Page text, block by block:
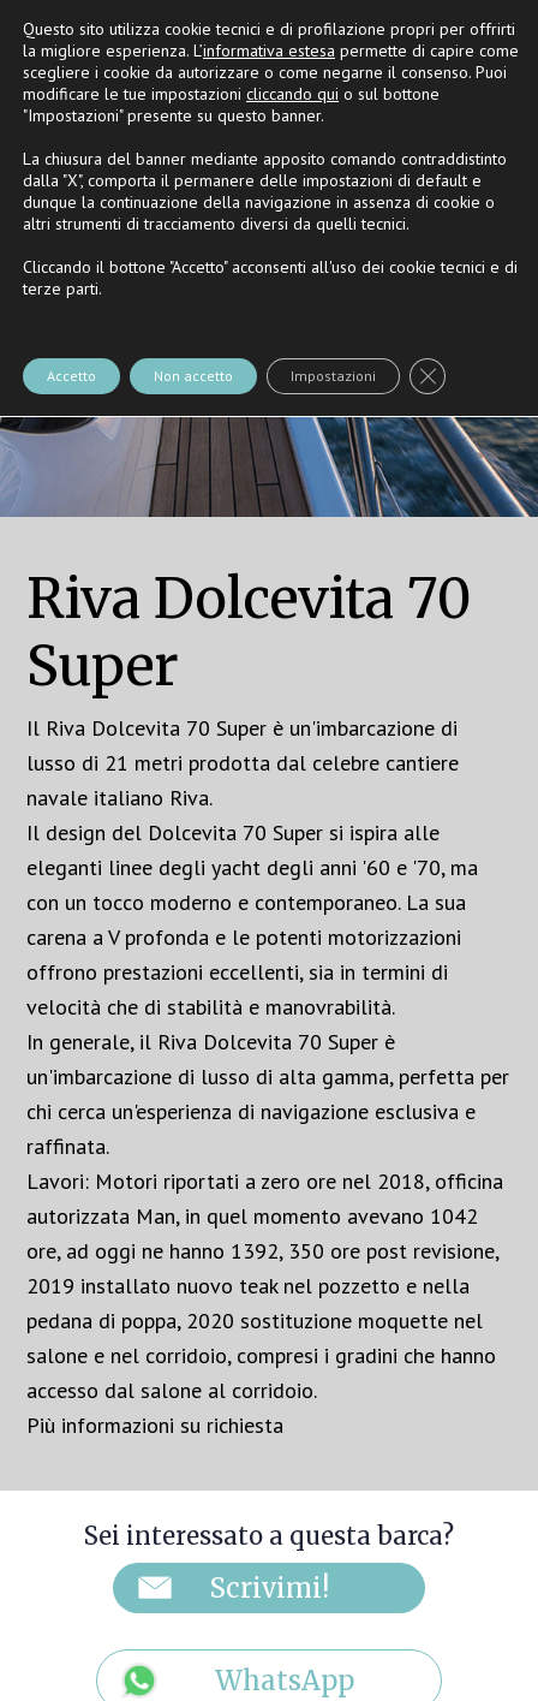
PartnerRivaeNautica Casarola
Riva Dolcevita 70
Super
Il Riva Dolcevita 70 Super è un'imbarcazione di
lusso di 21 metri prodotta dal celebre cantiere
navale italiano Riva.
Il design del Dolcevita 70 Super si ispira alle
eleganti linee degli yacht degli anni '60 e '70, ma
con un tocco moderno e contemporaneo. La sua
carena a V profonda e le potenti motorizzazioni
offrono prestazioni eccellenti, sia in termini di
velocità che di stabilità e manovrabilità.
In generale, il Riva Dolcevita 70 Super è
un'imbarcazione di lusso di alta gamma, perfetta per
chi cerca un'esperienza di navigazione esclusiva e
raffinata.
Lavori: Motori riportati a zero ore nel 2018, officina
autorizzata Man, in quel momento avevano 1042
ore, ad oggi ne hanno 1392, 350 ore post revisione,
2019 installato nuovo teak nel pozzetto e nella
pedana di poppa, 2020 sostituzione moquette nel
salone e nel corridoio, compresi i gradini che hanno
accesso dal salone al corridoio.
Più informazioni su richiesta
Sei interessato a questa barca?
WhatsApp
Questo sito utilizza cookie tecnici e di profilazione propri per offrirti
la migliore esperienza. L’informativa estesa permette di capire come
scegliere i cookie da autorizzare o come negarne il consenso. Puoi
modificare le tue impostazioni cliccando qui o sul bottone
"Impostazioni" presente su questo banner.
La chiusura del banner mediante apposito comando contraddistinto
dalla "X", comporta il permanere delle impostazioni di default e
dunque la continuazione della navigazione in assenza di cookie o
altri strumenti di tracciamento diversi da quelli tecnici.
Cliccando il bottone "Accetto" acconsenti all'uso dei cookie tecnici e di
terze parti.
Accetto Non accetto Impostazioni Close GDPR